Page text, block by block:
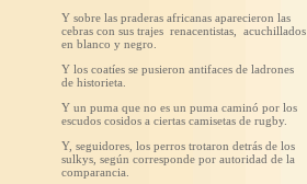
Y sobre las praderas africanas aparecieron las
cebras con sus trajes renacentistas, acuchillados
en blanco y negro.
Y los coatíes se pusieron antifaces de ladrones
de historieta.
Y un puma que no es un puma caminó por los
escudos cosidos a ciertas camisetas de rugby.
Y, seguidores, los perros trotaron detrás de los
sulkys, según corresponde por autoridad de la
comparancia.